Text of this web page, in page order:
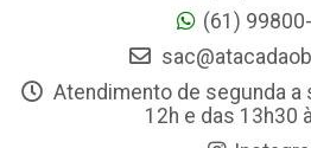
(61)
Atendimento de segunda
12h e das 13h30